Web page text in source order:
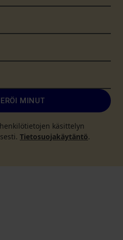
MINUT
käsittelyn
Tietosuojakäytäntö.